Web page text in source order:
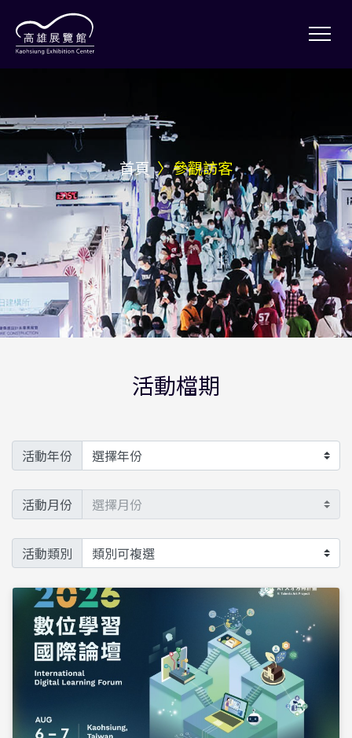
首頁 參觀訪客
活動檔期
活動年份
活動月份
活動類別